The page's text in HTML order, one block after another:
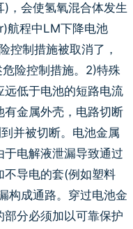
，会使氢氧混合体发生
航程中LM下降电池
制措施被取消了，
险控制措施。2)特殊
低于电池的短路电流
金属外壳，电路切断
并被切断。电池金属
电解液泄漏导致通过
不导电的套(例如塑料
构成通路。穿过电池金
分必须加以可靠保护